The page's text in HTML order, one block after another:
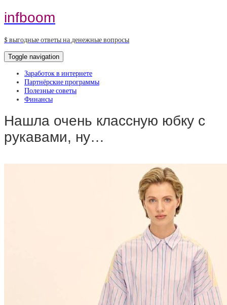
infboom
$ выгодные ответы на денежные вопросы
Toggle navigation
Заработок в интернете
Партнёрские программы
Полезные советы
Финансы
Нашла очень классную юбку с
рукавами, ну…